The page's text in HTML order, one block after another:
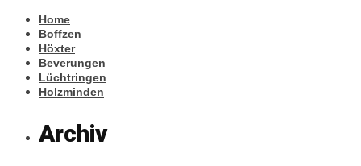
Home
Boffzen
Höxter
Beverungen
Lüchtringen
Holzminden
Archiv